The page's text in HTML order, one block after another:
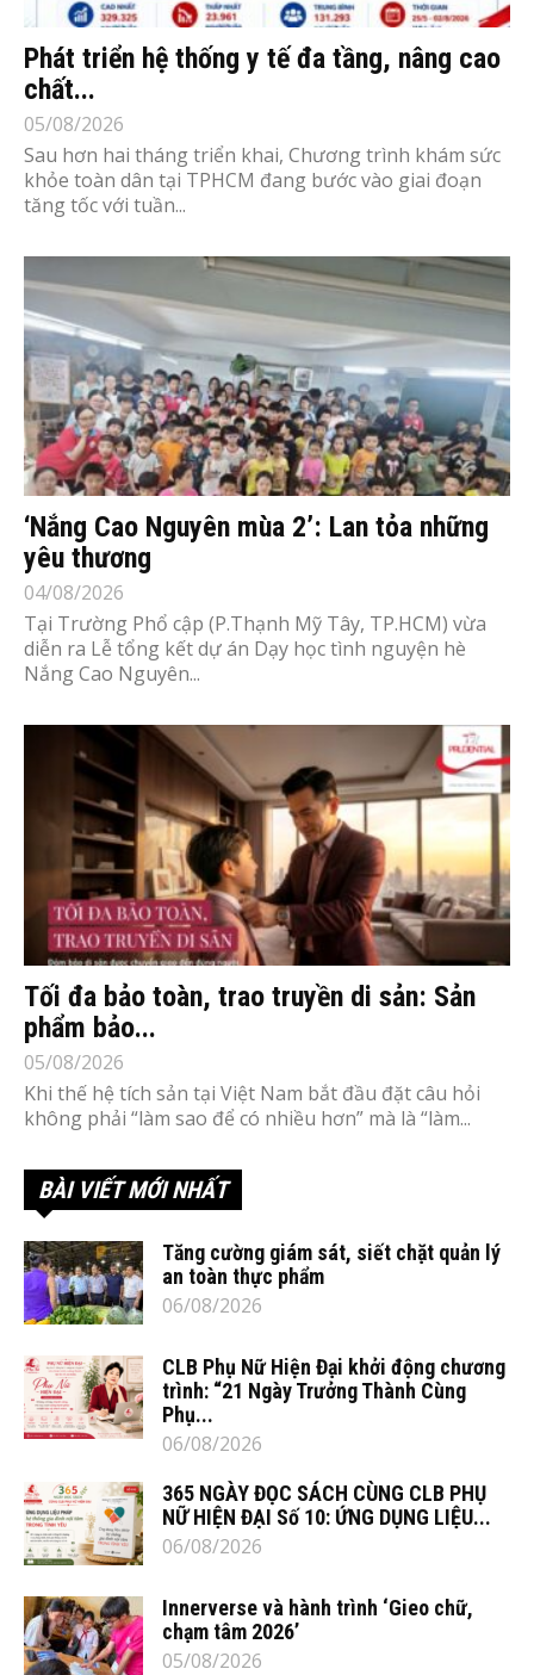
Phát triển hệ thống y tế đa tầng, nâng cao
chất...
05/08/2026
Sau hơn hai tháng triển khai, Chương trình khám sức
khỏe toàn dân tại TPHCM đang bước vào giai đoạn
tăng tốc với tuần...
‘Nắng Cao Nguyên mùa 2’: Lan tỏa những
yêu thương
04/08/2026
Tại Trường Phổ cập (P.Thạnh Mỹ Tây, TP.HCM) vừa
diễn ra Lễ tổng kết dự án Dạy học tình nguyện hè
Nắng Cao Nguyên...
Tối đa bảo toàn, trao truyền di sản: Sản
phẩm bảo...
05/08/2026
Khi thế hệ tích sản tại Việt Nam bắt đầu đặt câu hỏi
không phải “làm sao để có nhiều hơn” mà là “làm...
BÀI VIẾT MỚI NHẤT
Tăng cường giám sát, siết chặt quản lý
an toàn thực phẩm
06/08/2026
CLB Phụ Nữ Hiện Đại khởi động chương
trình: “21 Ngày Trưởng Thành Cùng
Phụ...
06/08/2026
365 NGÀY ĐỌC SÁCH CÙNG CLB PHỤ
NỮ HIỆN ĐẠI Số 10: ỨNG DỤNG LIỆU...
06/08/2026
Innerverse và hành trình ‘Gieo chữ,
chạm tâm 2026’
05/08/2026